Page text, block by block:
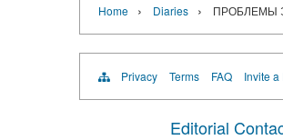
Home › Diaries › ПРОБЛЕМЫ
Privacy Terms FAQ Invite a
Editorial